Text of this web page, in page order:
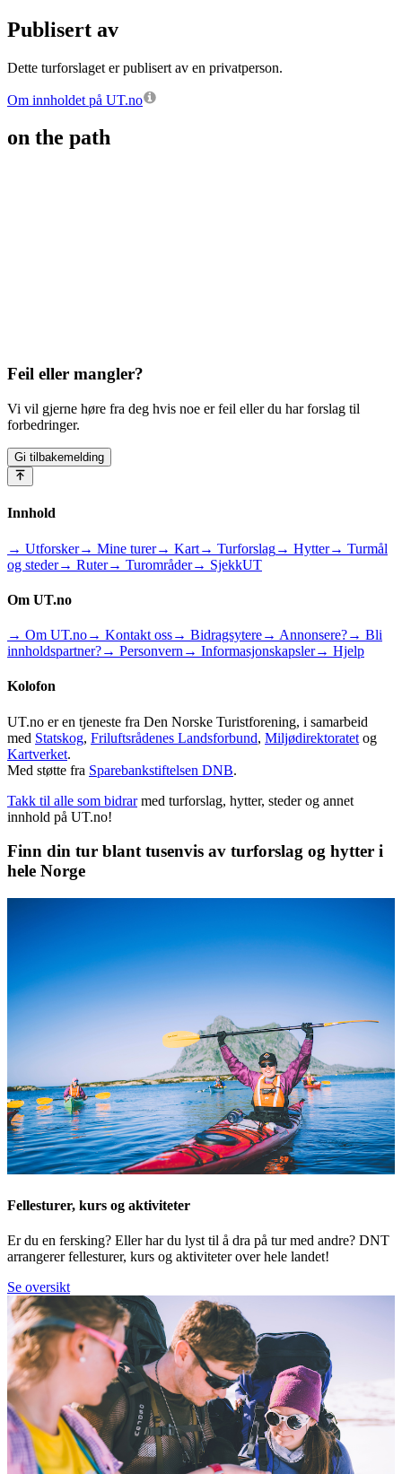
Publisert av
Dette turforslaget er publisert av en privatperson.
Om innholdet på UT.no
on the path
Feil eller mangler?
Vi vil gjerne høre fra deg hvis noe er feil eller du har forslag til
forbedringer.
Gi tilbakemelding
Innhold
→ Utforsker→ Mine turer→ Kart→ Turforslag→ Hytter→ Turmål
og steder→ Ruter→ Turområder→ SjekkUT
Om UT.no
→ Om UT.no→ Kontakt oss→ Bidragsytere→ Annonsere?→ Bli
innholdspartner?→ Personvern → Informasjonskapsler→ Hjelp
Kolofon
UT.no er en tjeneste fra Den Norske Turistforening, i samarbeid
med Statskog, Friluftsrådenes Landsforbund, Miljødirektoratet og
Kartverket.
Med støtte fra Sparebankstiftelsen DNB.
Takk til alle som bidrar med turforslag, hytter, steder og annet
innhold på UT.no!
Finn din tur blant tusenvis av turforslag og hytter i
hele Norge
Fellesturer, kurs og aktiviteter
Er du en fersking? Eller har du lyst til å dra på tur med andre? DNT
arrangerer fellesturer, kurs og aktiviteter over hele landet!
Se oversikt